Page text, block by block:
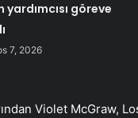
yardımcısı göreve
7, 2026
Violet McGraw,